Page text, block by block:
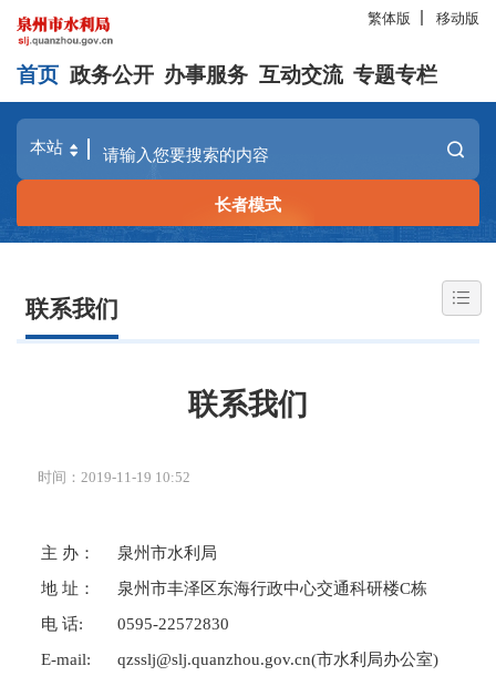
繁体版 移动版
首页 政务公开 办事服务 互动交流 专题专栏
长者模式
联系我们
联系我们
时间：2019-11-19 10:52
主 办：
泉州市水利局
地 址：
泉州市丰泽区东海行政中心交通科研楼C栋
电 话:
0595-22572830
E-mail:
qzsslj@slj.quanzhou.gov.cn(市水利局办公室)